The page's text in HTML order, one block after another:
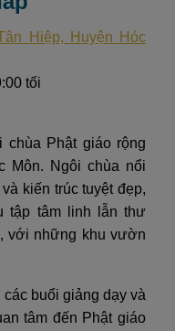
Hiệp, Huyện Hóc
tối
chùa Phật giáo rộng
Môn. Ngôi chùa nổi
kiến trúc tuyệt đẹp,
tập tâm linh lẫn thư
với những khu vườn
buổi giảng dạy và
tâm đến Phật giáo